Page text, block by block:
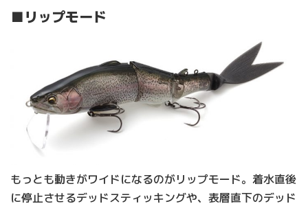
■リップモード
もっとも動きがワイドになるのがリップモード。着水直後
に停止させるデッドスティッキングや、表層直下のデッド